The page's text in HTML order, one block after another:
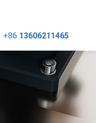
+86 13606211465